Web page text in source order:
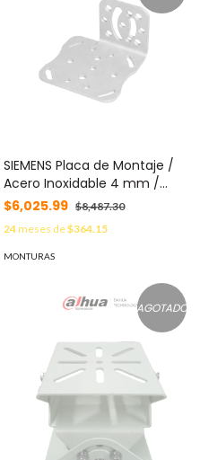
SIEMENS Placa de Montaje /
Acero Inoxidable 4 mm /
Ajuste Angular / Para
Cámaras MV440-MV500 /
80x80x60 mm (3.15x3.15x2.36
in) MOD: 6GF3440-8CA
$6,025.99 $8,487.30
24meses de$364.15
MONTURAS
AGOTADO